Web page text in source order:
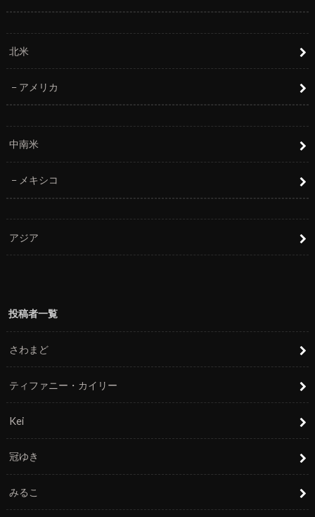
北米
アメリカ
中南米
メキシコ
アジア
投稿者一覧
さわまど
ティファニー・カイリー
Kei
冠ゆき
みるこ